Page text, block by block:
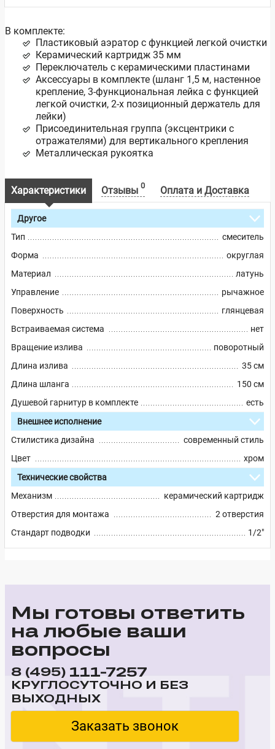
В комплекте:
Пластиковый аэратор с функцией легкой очистки
Керамический картридж 35 мм
Переключатель с керамическими пластинами
Аксессуары в комплекте (шланг 1,5 м, настенное
крепление, 3-функциональная лейка с функцией
легкой очистки, 2-х позиционный держатель для
лейки)
Присоединительная группа (эксцентрики с
отражателями) для вертикального крепления
Металлическая рукоятка
Характеристики Отзывы 0 Оплата и Доставка
Другое
Тип
смеситель
Форма
округлая
Материал
латунь
Управление
рычажное
Поверхность
глянцевая
Встраиваемая система
нет
Вращение излива
поворотный
Длина излива
35 см
Длина шланга
150 см
Душевой гарнитур в комплекте
есть
Внешнее исполнение
Стилистика дизайна
современный стиль
Цвет
хром
Технические свойства
Механизм
керамический картридж
Отверстия для монтажа
2 отверстия
Стандарт подводки
1/2"
Мы готовы ответить
на любые ваши
вопросы
8 (495) 111-7257
КРУГЛОСУТОЧНО И БЕЗ
ВЫХОДНЫХ
Заказать звонок